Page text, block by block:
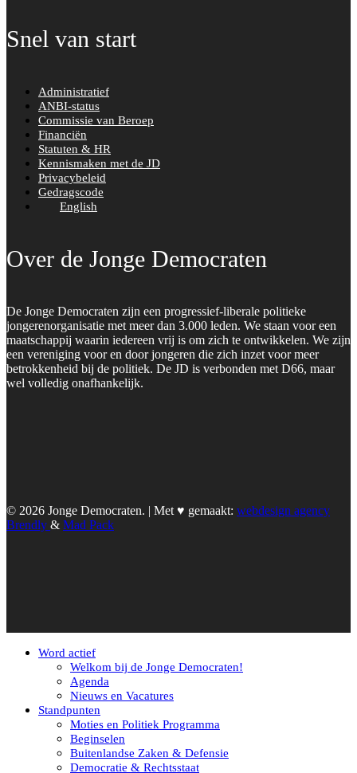
Snel van start
Administratief
ANBI-status
Commissie van Beroep
Financiën
Statuten & HR
Kennismaken met de JD
Privacybeleid
Gedragscode
English
Over de Jonge Democraten
De Jonge Democraten zijn een progressief-liberale politieke
jongerenorganisatie met meer dan 3.000 leden. We staan voor een
maatschappij waarin iedereen vrij is om zich te ontwikkelen. We zijn
een vereniging voor en door jongeren die zich inzet voor meer
betrokkenheid bij de politiek. De JD is verbonden met D66, maar
wel volledig onafhankelijk.
© 2026 Jonge Democraten. | Met ♥︎ gemaakt: webdesign agency
Brendly & Mad Pack
Word actief
Welkom bij de Jonge Democraten!
Agenda
Nieuws en Vacatures
Standpunten
Moties en Politiek Programma
Beginselen
Buitenlandse Zaken & Defensie
Democratie & Rechtsstaat